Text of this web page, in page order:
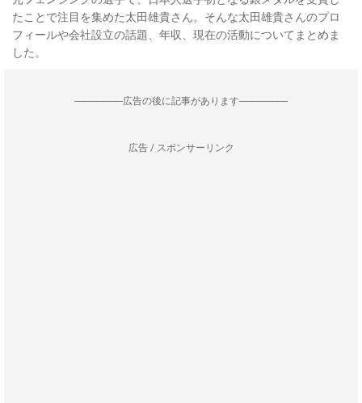
たことで注目を集めた太田雄貴さん。そんな太田雄貴さんのプロ
フィールや会社設立の話題、年収、現在の活動についてまとめま
した。
--------------------広告の後に記事があります--------------------
広告 / スポンサーリンク